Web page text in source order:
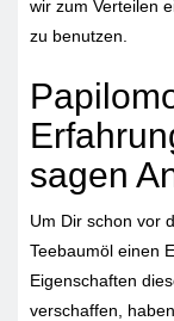
wir zum Verteilen
zu benutzen.
sagen
Um Dir schon vor
Teebaumöl einen
Eigenschaften
verschaffen,